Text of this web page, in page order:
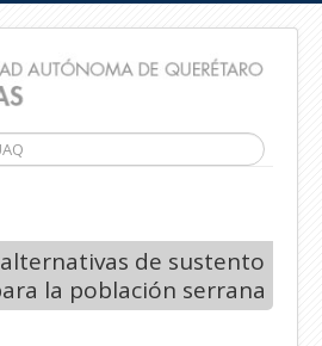
de sustento
la población serrana